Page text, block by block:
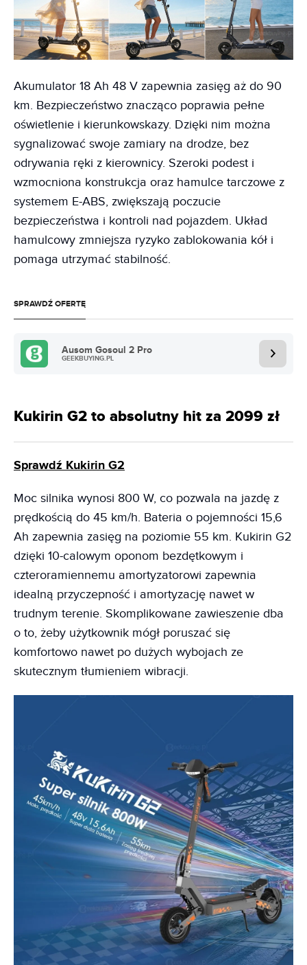
Akumulator 18 Ah 48 V zapewnia zasięg aż do 90
km. Bezpieczeństwo znacząco poprawia pełne
oświetlenie i kierunkowskazy. Dzięki nim można
sygnalizować swoje zamiary na drodze, bez
odrywania ręki z kierownicy. Szeroki podest i
wzmocniona konstrukcja oraz hamulce tarczowe z
systemem E-ABS, zwiększają poczucie
bezpieczeństwa i kontroli nad pojazdem. Układ
hamulcowy zmniejsza ryzyko zablokowania kół i
pomaga utrzymać stabilność.
SPRAWDŹ OFERTĘ
Ausom Gosoul 2 Pro
GEEKBUYING.PL
Kukirin G2 to absolutny hit za 2099 zł
Sprawdź Kukirin G2
Moc silnika wynosi 800 W, co pozwala na jazdę z
prędkością do 45 km/h. Bateria o pojemności 15,6
Ah zapewnia zasięg na poziomie 55 km. Kukirin G2
dzięki 10-calowym oponom bezdętkowym i
czteroramiennemu amortyzatorowi zapewnia
idealną przyczepność i amortyzację nawet w
trudnym terenie. Skomplikowane zawieszenie dba
o to, żeby użytkownik mógł poruszać się
komfortowo nawet po dużych wybojach ze
skutecznym tłumieniem wibracji.